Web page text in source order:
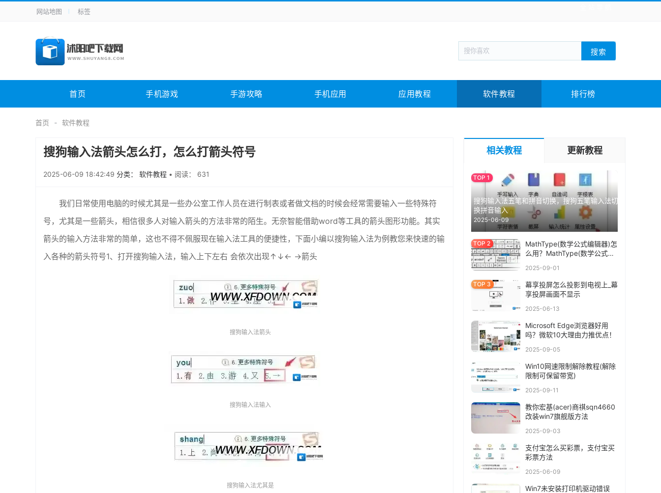
手机应用 新闻阅读 旅游出行 生活实用
手机游戏 H5游戏 回合网游 战棋游戏 枪战射击
电脑软件 其它类别 图形软件 安全相关 应用软件 影音软件 插件下载 教育教学 游戏娱乐 系统软件 素材下载
未分类 综合其它
网站地图 标签
搜索
首页 手机游戏 手游攻略 手机应用 应用教程 软件教程 排行榜
首页 软件教程
搜狗输入法箭头怎么打，怎么打箭头符号
2025-06-09 18:42:49 分类： 软件教程 • 阅读： 631
我们日常使用电脑的时候尤其是一些办公室工作人员在进行制表或者做文档的时候会经常需要输入一些特殊符
号，尤其是一些箭头，相信很多人对输入箭头的方法非常的陌生。无奈智能借助word等工具的箭头图形功能。其实
箭头的输入方法非常的简单，这也不得不佩服现在输入法工具的便捷性，下面小编以搜狗输入法为例教您来快速的输
入各种的箭头符号1、打开搜狗输入法，输入上下左右 会依次出现↑↓← →箭头
搜狗输入法箭头
搜狗输入法输入
搜狗输入法尤其是
相关教程 更新教程
搜狗输入法五笔和拼音切换，搜狗五笔输入法切
换拼音输入
2025-06-09
MathType(数学公式编辑器)怎
么用？MathType(数学公式编
2025-09-01
幕享投屏怎么投影到电视上_幕
享投屏画面不显示
2025-06-13
Microsoft Edge浏览器好用
吗？微软10大理由力推优点！
2025-09-05
Win10网速限制解除教程(解除
限制可保留带宽)
2025-09-11
教你宏基(acer)商祺sqn4660
改装win7旗舰版方法
2025-09-03
支付宝怎么买彩票，支付宝买
彩票方法
2025-06-09
Win7未安装打印机驱动错误